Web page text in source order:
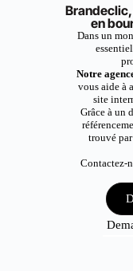
en
Dans un
Notre
vous aide à
site
Grâce à un
trouvé
Contactez-